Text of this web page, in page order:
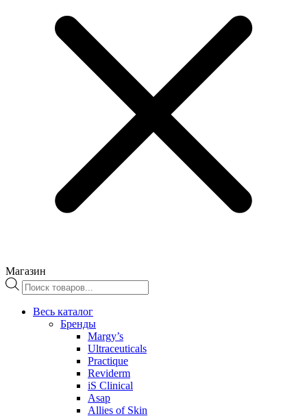
Магазин
Поиск
товаров
Весь каталог
Бренды
Margy’s
Ultraceuticals
Practique
Reviderm
iS Clinical
Asap
Allies of Skin